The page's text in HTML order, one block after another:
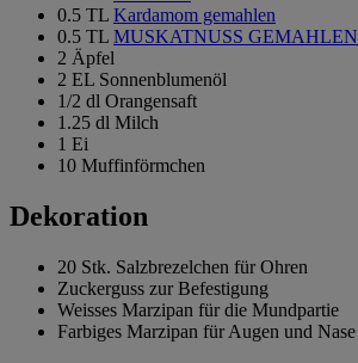
0.5 TL Kardamom gemahlen
0.5 TL MUSKATNUSS GEMAHLEN
2 Äpfel
2 EL Sonnenblumenöl
1/2 dl Orangensaft
1.25 dl Milch
1 Ei
10 Muffinförmchen
Dekoration
20 Stk. Salzbrezelchen für Ohren
Zuckerguss zur Befestigung
Weisses Marzipan für die Mundpartie
Farbiges Marzipan für Augen und Nase